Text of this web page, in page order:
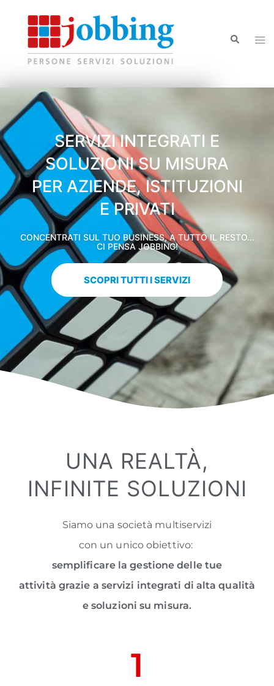
SERVIZI INTEGRATI E
SOLUZIONI SU MISURA
PER AZIENDE, ISTITUZIONI
E PRIVATI
CONCENTRATI SUL TUO BUSINESS, A TUTTO IL RESTO…
CI PENSA JOBBING!
SCOPRI TUTTI I SERVIZI
UNA REALTÀ,
INFINITE SOLUZIONI
Siamo una società multiservizi
con un unico obiettivo:
semplificare la gestione delle tue
attività grazie a servizi integrati di alta qualità
e soluzioni su misura.
1